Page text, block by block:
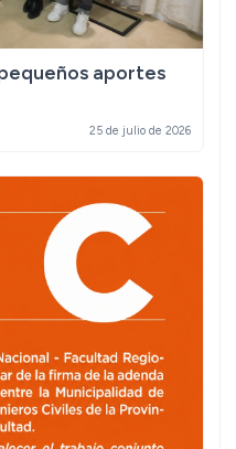
aportes
25 de julio de 2026